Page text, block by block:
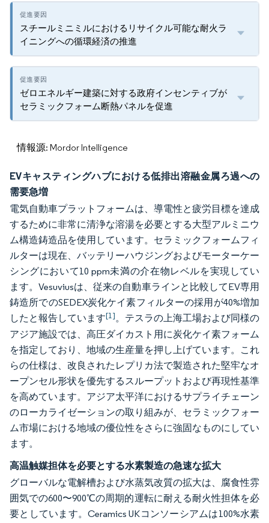
スチールミニミルにおけるリサイクル可能な耐火ラ
イニングへの循環経済の推進
ゼロエネルギー建築に対する政府インセンティブが
セラミックフォーム断熱パネルを促進
情報源: Mordor Intelligence
EVキャスティングハブにおける低排出溶融金属ろ過への
需要急増
電気自動車プラットフォームは、導電性と疲労目標を達成
するために非常に清浄な溶湯を必要とする大型アルミニウ
ム構造鋳造品を使用しています。セラミックフォームフィ
ルターは現在、バッテリーハウジングおよびモーターケー
シングにおいて10 ppm未満の介在物レベルを実現してい
ます。Vesuviusは、従来の自動車ラインと比較してEV専用
鋳造所でのSEDEX炭化ケイ素フィルターの採用が40%増加
したと報告しています[1]。テスラの上海工場および同様の
アジア施設では、高圧ダイカスト用に炭化ケイ素フォーム
を指定しており、地域の生産量を押し上げています。これ
らの仕様は、改良されたレプリカ法で製造された堅牢なオ
ープンセル形状を優先するスループットおよび再現性基準
を高めています。アジア太平洋におけるサプライチェーン
のローカライゼーションの取り組みが、セラミックフォー
ム市場における地域の優位性をさらに強固なものにしてい
ます。
高温触媒担体を必要とする水素製造の急速な拡大
グローバルな電解槽および水蒸気改質の拡大は、腐食性雰
囲気での600〜900℃の周期的運転に耐える耐火性担体を必
要としています。Ceramics UKコンソーシアムは100%水素